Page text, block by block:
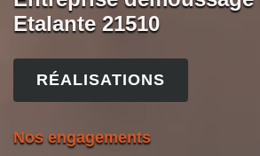
Etalante 21510
RÉALISATIONS
Nos engagements